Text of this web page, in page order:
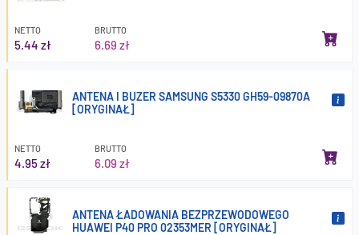
NETTO
5.44 zł
BRUTTO
6.69 zł
ANTENA I BUZER SAMSUNG S5330 GH59-09870A
[ORYGINAŁ]
NETTO
4.95 zł
BRUTTO
6.09 zł
ANTENA ŁADOWANIA BEZPRZEWODOWEGO
HUAWEI P40 PRO 02353MER [ORYGINAŁ]